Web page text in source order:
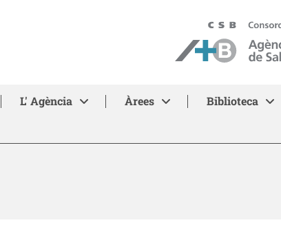
ASPB - Agència de
L' Agència Àrees Biblioteca